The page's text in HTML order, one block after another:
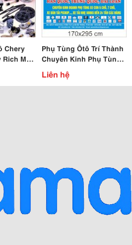
Rich M1 ,
Tigo
Phụ Tùng Ôtô Trí Thành
Chuyên Kinh Phụ Tùng
Oto Suzuki Apv, Suzuki
Pro, Vitara
Liên hệ